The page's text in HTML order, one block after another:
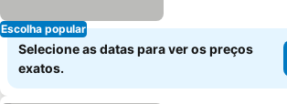
Escolha popular
Selecione as datas para ver os preços
exatos.